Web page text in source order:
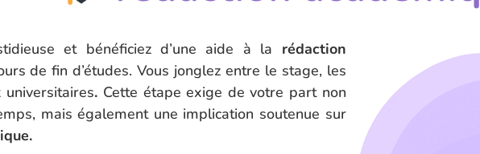
et bénéficiez d’une aide à la rédaction
de fin d’études. Vous jonglez entre le stage, les
. Cette étape exige de votre part non
mais également une implication soutenue sur